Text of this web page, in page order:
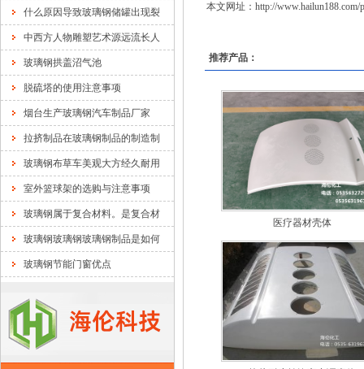
什么原因导致玻璃钢储罐出现裂
中西方人物雕塑艺术源远流长人
玻璃钢拱盖沼气池
脱硫塔的使用注意事项
烟台生产玻璃钢汽车制品厂家
拉挤制品在玻璃钢制品的制造制
玻璃钢布草车美观大方经久耐用
室外篮球架的选购与注意事项
玻璃钢属于复合材料。是复合材
玻璃钢玻璃钢玻璃钢制品是如何
玻璃钢节能门窗优点
本文网址： http://www.hailun188.com/
推荐产品：
医疗器材壳体